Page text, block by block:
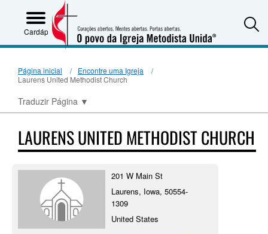
Cardápio
Página inicial
Encontre uma Igreja
Laurens United Methodist Church
Traduzir Página ▼
LAURENS UNITED METHODIST CHURCH
201 W Main St
Laurens, Iowa, 50554-
1309
United States